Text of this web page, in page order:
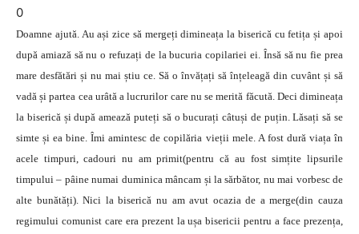
0
Doamne ajută. Au ași zice să mergeți dimineața la biserică cu fetița și apoi
după amiază să nu o refuzați de la bucuria copilariei ei. Însă să nu fie prea
mare desfătări și nu mai știu ce. Să o învățați să înțeleagă din cuvânt și să
vadă și partea cea urâtă a lucrurilor care nu se merită făcută. Deci dimineața
la biserică și după amează puteți să o bucurați câtuși de puțin. Lăsați să se
simte și ea bine. Îmi amintesc de copilăria vieții mele. A fost dură viața în
acele timpuri, cadouri nu am primit(pentru că au fost simțite lipsurile
timpului – pâine numai duminica mâncam și la sărbător, nu mai vorbesc de
alte bunătăți). Nici la biserică nu am avut ocazia de a merge(din cauza
regimului comunist care era prezent la ușa bisericii pentru a face prezența,